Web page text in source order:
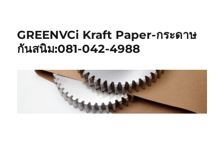
GREENVCi Kraft Paper-กระดาษ
กันสนิม:081-042-4988